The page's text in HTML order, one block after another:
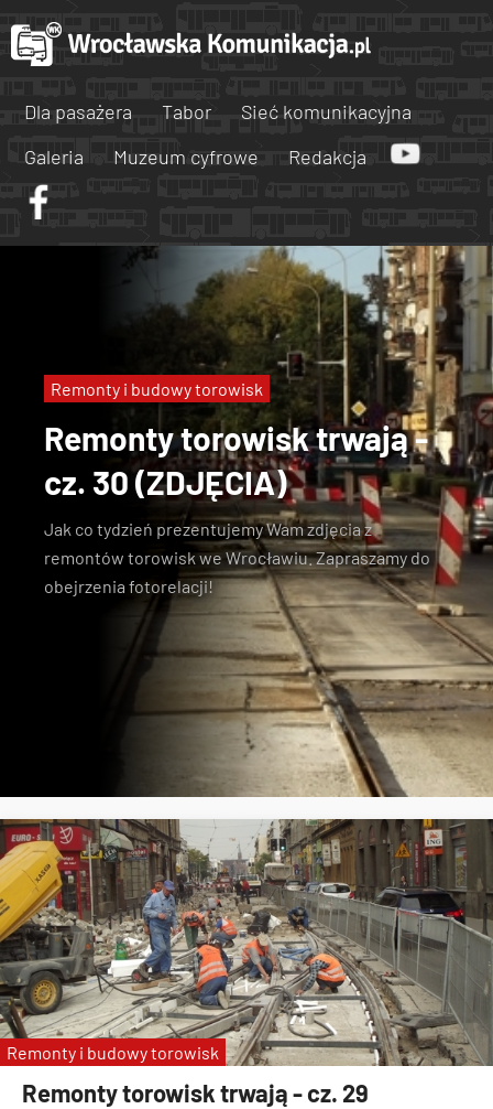
Dla pasażera Tabor
Sieć komunikacyjna
Galeria
Muzeum cyfrowe Redakcja
Remonty torowisk trwają -
cz. 30 (ZDJĘCIA)
Jak co tydzień prezentujemy Wam zdjęcia z
remontów torowisk we Wrocławiu. Zapraszamy do
obejrzenia fotorelacji!
Remonty i budowy torowisk
Remonty torowisk trwają - cz. 29
Remonty i budowy torowisk